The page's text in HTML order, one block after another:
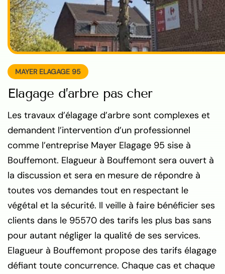
MAYER ELAGAGE 95
Elagage d’arbre pas cher
Les travaux d’élagage d’arbre sont complexes et
demandent l’intervention d’un professionnel
comme l’entreprise Mayer Elagage 95 sise à
Bouffemont. Elagueur à Bouffemont sera ouvert à
la discussion et sera en mesure de répondre à
toutes vos demandes tout en respectant le
végétal et la sécurité. Il veille à faire bénéficier ses
clients dans le 95570 des tarifs les plus bas sans
pour autant négliger la qualité de ses services.
Elagueur à Bouffemont propose des tarifs élagage
défiant toute concurrence. Chaque cas et chaque